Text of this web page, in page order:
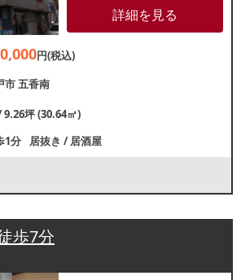
すすめです。詳細を見る
円(税込)
市五香南
9.26坪 (30.64㎡)
1分 居抜き /居酒屋
歩7分